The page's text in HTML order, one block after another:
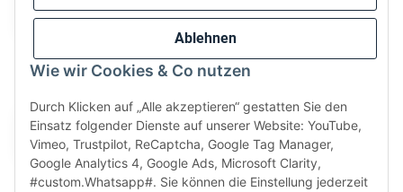
Ablehnen
Wie wir Cookies & Co nutzen
Durch Klicken auf „Alle akzeptieren“ gestatten Sie den
Einsatz folgender Dienste auf unserer Website: YouTube,
Vimeo, Trustpilot, ReCaptcha, Google Tag Manager,
Google Analytics 4, Google Ads, Microsoft Clarity,
#custom.Whatsapp#. Sie können die Einstellung jederzeit
Wir versenden via: